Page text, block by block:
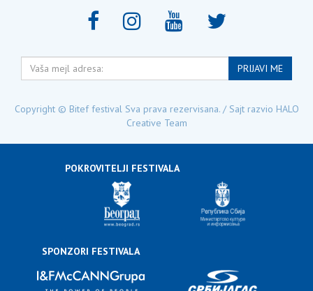
Vaša
mejl
PRIJAVI ME
Copyright © Bitef festival Sva prava rezervisana. / Sajt razvio HALO
Creative Team
POKROVITELJI FESTIVALA
SPONZORI FESTIVALA